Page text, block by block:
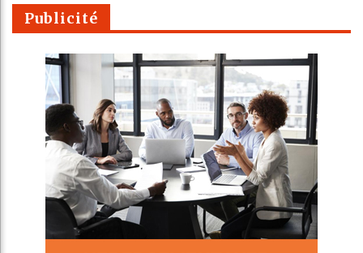
Publicité